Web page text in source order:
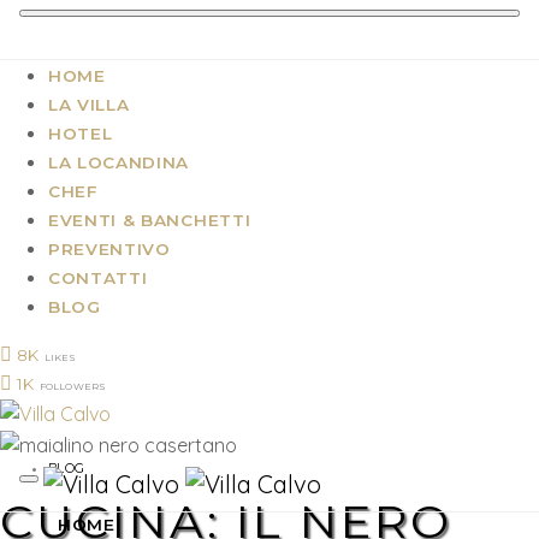
HOME
LA VILLA
HOTEL
LA LOCANDINA
CHEF
EVENTI & BANCHETTI
PREVENTIVO
CONTATTI
BLOG
8K LIKES
1K FOLLOWERS
HOME
BLOG
CUCINA: IL NERO